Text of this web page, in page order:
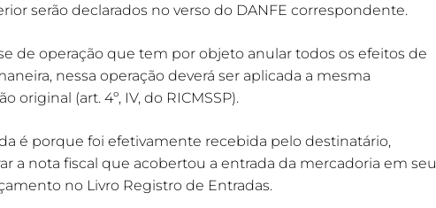
serão declarados no verso do DANFE correspondente.
de operação que tem por objeto anular todos os efeitos de
nessa operação deverá ser aplicada a mesma
(art. 4º, IV, do RICMSSP).
é porque foi efetivamente recebida pelo destinatário,
a nota fiscal que acobertou a entrada da mercadoria em seu
no Livro Registro de Entradas.